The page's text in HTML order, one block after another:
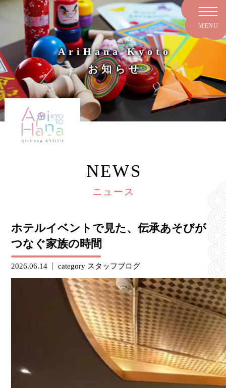
AriHana Kyoto
お知らせ
NEWS
ニュース
ホテルイベントで見た、伝承あそびが
つなぐ家族の時間
2026.06.14 category スタッフブログ